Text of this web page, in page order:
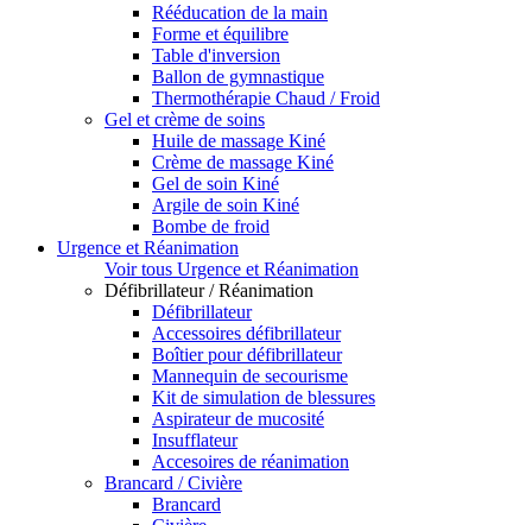
Rééducation de la main
Forme et équilibre
Table d'inversion
Ballon de gymnastique
Thermothérapie Chaud / Froid
Gel et crème de soins
Huile de massage Kiné
Crème de massage Kiné
Gel de soin Kiné
Argile de soin Kiné
Bombe de froid
Urgence et Réanimation
Voir tous Urgence et Réanimation
Défibrillateur / Réanimation
Défibrillateur
Accessoires défibrillateur
Boîtier pour défibrillateur
Mannequin de secourisme
Kit de simulation de blessures
Aspirateur de mucosité
Insufflateur
Accesoires de réanimation
Brancard / Civière
Brancard